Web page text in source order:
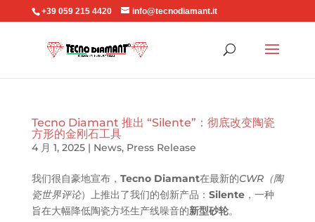
+39 059 215 4420 info@tecnodiamant.it
Tecno Diamant 推出 “Silente”：彻底改变陶瓷
方形的金刚石工具
4 月 1, 2025| News, Press Release
我们很自豪地宣布， Tecno Diamant在最新的CWR（陶
瓷世界评论）上推出了我们的创新产品： Silente，一种
旨在大幅降低陶瓷方坯生产线噪音的新型砂轮。